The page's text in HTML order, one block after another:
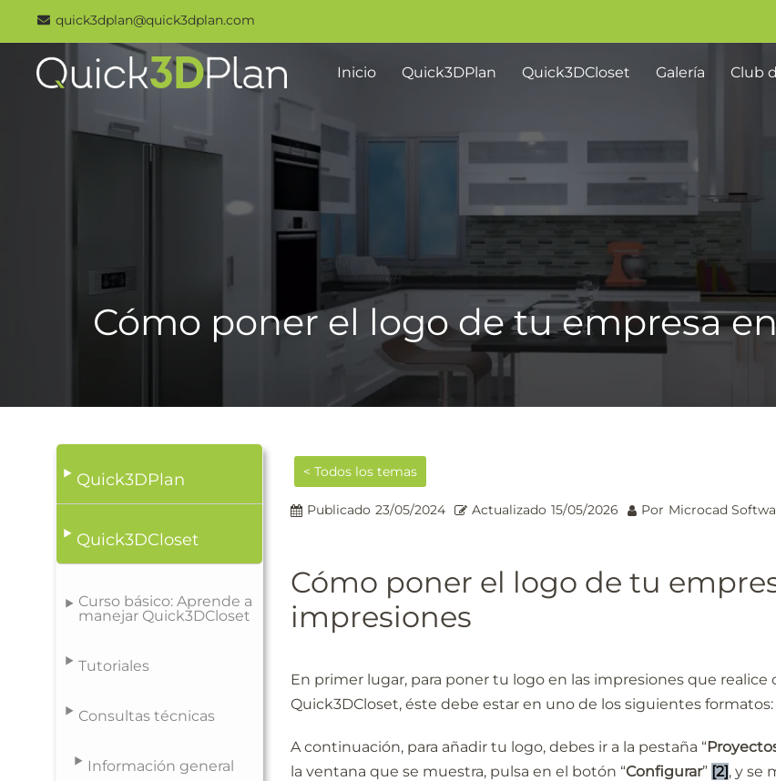
content
quick3dplan@quick3dplan.com
Inicio Quick3DPlan Quick3DCloset Galería Club
Cómo poner el logo de tu empresa
Quick3DPlan
Quick3DCloset
Curso básico: Aprende a
manejar Quick3DCloset
Tutoriales
Consultas técnicas
Información general
< Todos los temas
Publicado 23/05/2024 Actualizado 15/05/2026 Por Microcad
Cómo poner el logo de tu
impresiones
En primer lugar, para poner tu logo en las impresiones que realice
Quick3DCloset, éste debe estar en uno de los siguientes formatos:
A continuación, para añadir tu logo, debes ir a la pestaña “
la ventana que se muestra, pulsa en el botón “Configurar” [2], y se